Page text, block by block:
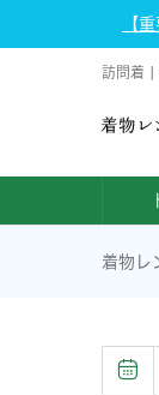
【
訪問着 |
着物レ